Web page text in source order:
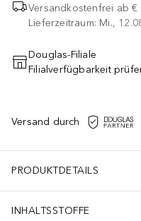
Versandkostenfrei ab €
Lieferzeitraum: Mi.,
IN
Douglas-Filiale
Filialverfügbarkeit
Versand durch
PRODUKTDETAILS
INHALTSSTOFFE